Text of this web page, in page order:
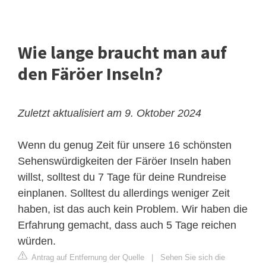
Wie lange braucht man auf
den Färöer Inseln?
Zuletzt aktualisiert am 9. Oktober 2024
Wenn du genug Zeit für unsere 16 schönsten
Sehenswürdigkeiten der Färöer Inseln haben
willst, solltest du 7 Tage für deine Rundreise
einplanen. Solltest du allerdings weniger Zeit
haben, ist das auch kein Problem. Wir haben die
Erfahrung gemacht, dass auch 5 Tage reichen
würden.
Antrag auf Entfernung der Quelle
Sehen Sie sich die